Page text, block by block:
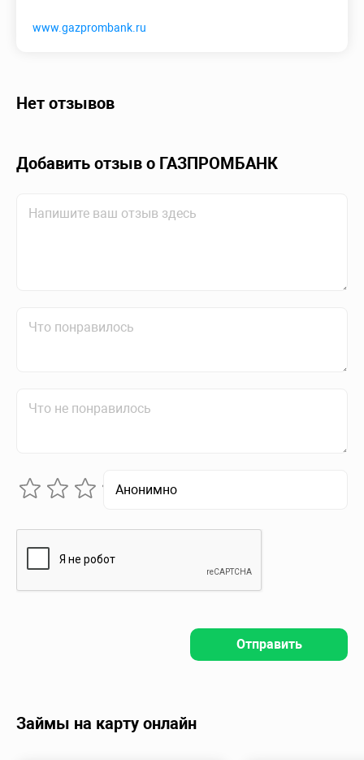
www.gazprombank.ru
Нет отзывов
Добавить отзыв о ГАЗПРОМБАНК
Отправить
Займы на карту онлайн